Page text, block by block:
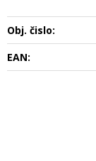
Obj. čislo:
EAN: